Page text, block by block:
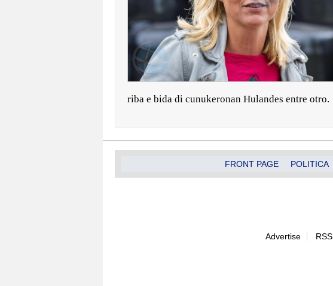
riba e bida di cunukeronan Hulandes entre otro.
FRONT PAGE POLITICA
Advertise RSS